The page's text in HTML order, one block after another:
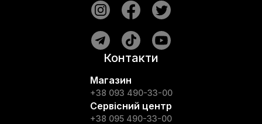
Контакти
Магазин
+38 093 490-33-00
Сервісний центр
+38 095 490-33-00